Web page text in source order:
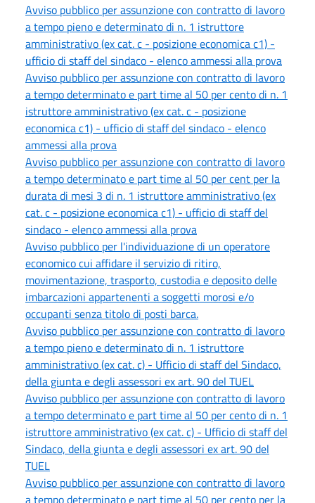
Avviso pubblico per assunzione con contratto di lavoro
a tempo pieno e determinato di n. 1 istruttore
amministrativo (ex cat. c - posizione economica c1) -
ufficio di staff del sindaco - elenco ammessi alla prova
Avviso pubblico per assunzione con contratto di lavoro
a tempo determinato e part time al 50 per cento di n. 1
istruttore amministrativo (ex cat. c - posizione
economica c1) - ufficio di staff del sindaco - elenco
ammessi alla prova
Avviso pubblico per assunzione con contratto di lavoro
a tempo determinato e part time al 50 per cent per la
durata di mesi 3 di n. 1 istruttore amministrativo (ex
cat. c - posizione economica c1) - ufficio di staff del
sindaco - elenco ammessi alla prova
Avviso pubblico per l'individuazione di un operatore
economico cui affidare il servizio di ritiro,
movimentazione, trasporto, custodia e deposito delle
imbarcazioni appartenenti a soggetti morosi e/o
occupanti senza titolo di posti barca.
Avviso pubblico per assunzione con contratto di lavoro
a tempo pieno e determinato di n. 1 istruttore
amministrativo (ex cat. c) - Ufficio di staff del Sindaco,
della giunta e degli assessori ex art. 90 del TUEL
Avviso pubblico per assunzione con contratto di lavoro
a tempo determinato e part time al 50 per cento di n. 1
istruttore amministrativo (ex cat. c) - Ufficio di staff del
Sindaco, della giunta e degli assessori ex art. 90 del
TUEL
Avviso pubblico per assunzione con contratto di lavoro
a tempo determinato e part time al 50 per cento per la